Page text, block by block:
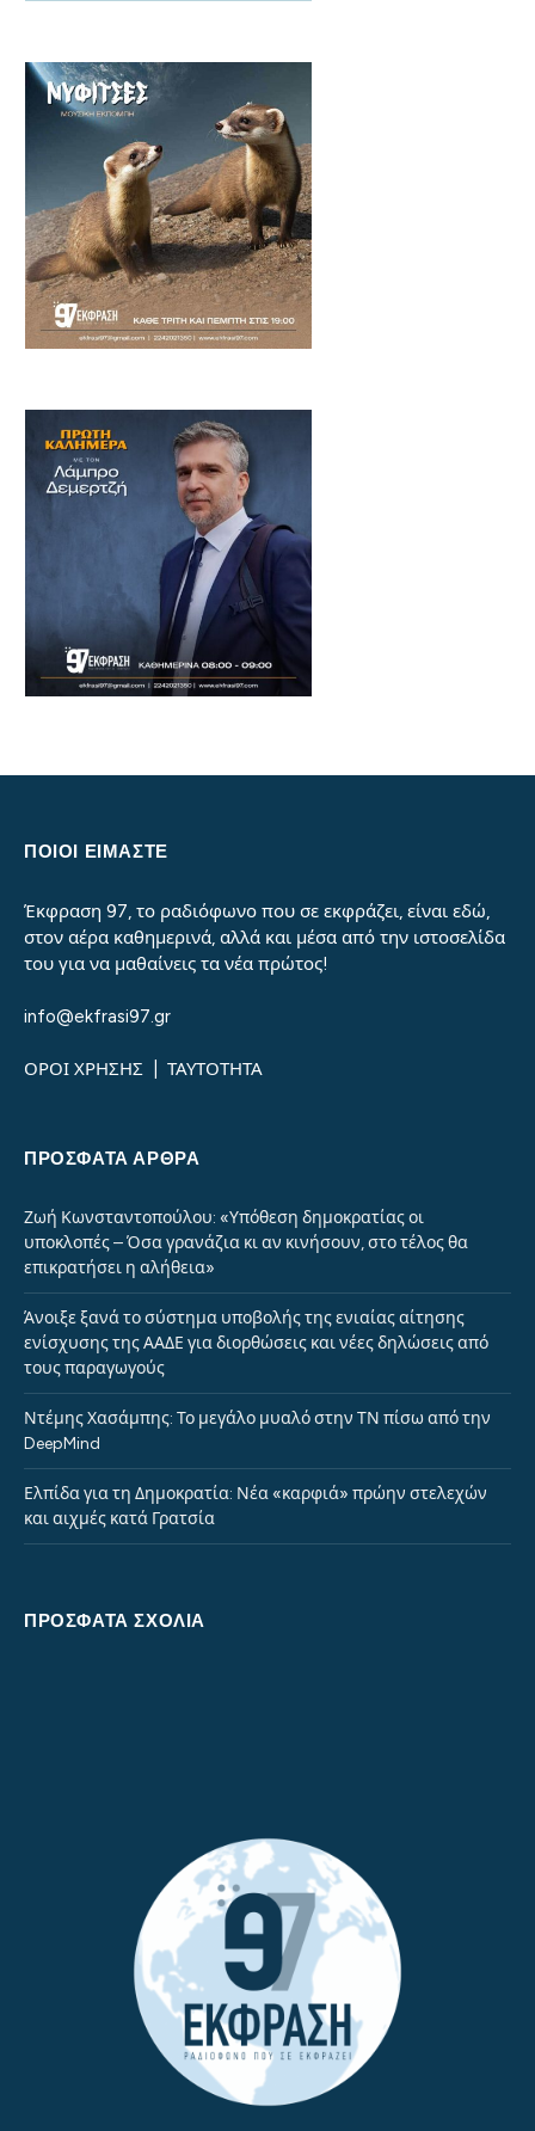
ΠΟΙΟΙ ΕΙΜΑΣΤΕ
Έκφραση 97, το ραδιόφωνο που σε εκφράζει, είναι εδώ,
στον αέρα καθημερινά, αλλά και μέσα από την ιστοσελίδα
του για να μαθαίνεις τα νέα πρώτος!
info@ekfrasi97.gr
ΟΡΟΙ ΧΡΗΣΗΣ ΤΑΥΤΟΤΗΤΑ
ΠΡΌΣΦΑΤΑ ΆΡΘΡΑ
Ζωή Κωνσταντοπούλου: «Υπόθεση δημοκρατίας οι
υποκλοπές – Όσα γρανάζια κι αν κινήσουν, στο τέλος θα
επικρατήσει η αλήθεια»
Άνοιξε ξανά το σύστημα υποβολής της ενιαίας αίτησης
ενίσχυσης της ΑΑΔΕ για διορθώσεις και νέες δηλώσεις από
τους παραγωγούς
Ντέμης Χασάμπης: Το μεγάλο μυαλό στην ΤΝ πίσω από την
DeepMind
Ελπίδα για τη Δημοκρατία: Νέα «καρφιά» πρώην στελεχών
και αιχμές κατά Γρατσία
ΠΡΌΣΦΑΤΑ ΣΧΌΛΙΑ